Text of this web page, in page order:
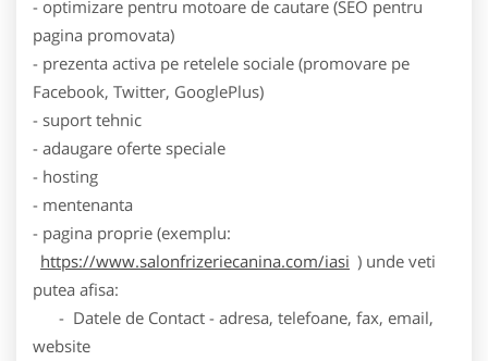
- optimizare pentru motoare de cautare (SEO pentru
pagina promovata)
- prezenta activa pe retelele sociale (promovare pe
Facebook, Twitter, GooglePlus)
- suport tehnic
- adaugare oferte speciale
- hosting
- mentenanta
- pagina proprie (exemplu:
https://www.salonfrizeriecanina.com/iasi ) unde veti
putea afisa:
- Datele de Contact - adresa, telefoane, fax, email,
website